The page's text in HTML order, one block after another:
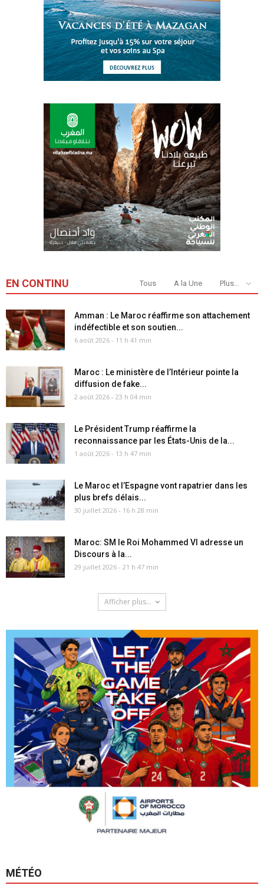
EN CONTINU Tous A la Une Plus...
Amman : Le Maroc réaffirme son attachement
indéfectible et son soutien...
6 août 2026 - 11 h 41 min
Maroc : Le ministère de l’Intérieur pointe la
diffusion de fake...
2 août 2026 - 23 h 04 min
Le Président Trump réaffirme la
reconnaissance par les États-Unis de la...
1 août 2026 - 13 h 47 min
Le Maroc et l’Espagne vont rapatrier dans les
plus brefs délais...
30 juillet 2026 - 16 h 28 min
Maroc: SM le Roi Mohammed VI adresse un
Discours à la...
29 juillet 2026 - 21 h 47 min
Afficher plus...
MÉTÉO